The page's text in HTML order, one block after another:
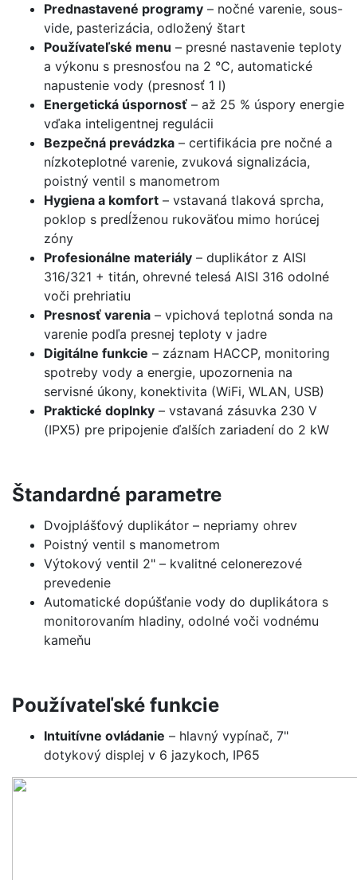
Prednastavené programy – nočné varenie, sous-
vide, pasterizácia, odložený štart
Používateľské menu – presné nastavenie teploty
a výkonu s presnosťou na 2 °C, automatické
napustenie vody (presnosť 1 l)
Energetická úspornosť – až 25 % úspory energie
vďaka inteligentnej regulácii
Bezpečná prevádzka – certifikácia pre nočné a
nízkoteplotné varenie, zvuková signalizácia,
poistný ventil s manometrom
Hygiena a komfort – vstavaná tlaková sprcha,
poklop s predĺženou rukoväťou mimo horúcej
zóny
Profesionálne materiály – duplikátor z AISI
316/321 + titán, ohrevné telesá AISI 316 odolné
voči prehriatiu
Presnosť varenia – vpichová teplotná sonda na
varenie podľa presnej teploty v jadre
Digitálne funkcie – záznam HACCP, monitoring
spotreby vody a energie, upozornenia na
servisné úkony, konektivita (WiFi, WLAN, USB)
Praktické doplnky – vstavaná zásuvka 230 V
(IPX5) pre pripojenie ďalších zariadení do 2 kW
Štandardné parametre
Dvojplášťový duplikátor – nepriamy ohrev
Poistný ventil s manometrom
Výtokový ventil 2" – kvalitné celonerezové
prevedenie
Automatické dopúšťanie vody do duplikátora s
monitorovaním hladiny, odolné voči vodnému
kameňu
Používateľské funkcie
Intuitívne ovládanie – hlavný vypínač, 7"
dotykový displej v 6 jazykoch, IP65